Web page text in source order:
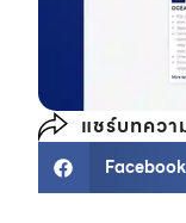
แชร์บทควา
Facebook